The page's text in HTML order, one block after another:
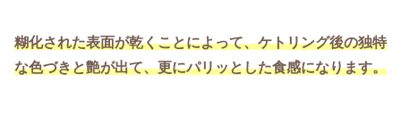
糊化された表面が乾くことによって、ケトリング後の独特
な色づきと艶が出て、更にパリッとした食感になります。